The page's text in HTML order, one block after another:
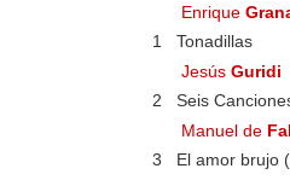
Enrique
1
Tonadillas
JesúsGuridi
2
Seis
Manuel de
3
El amor brujo